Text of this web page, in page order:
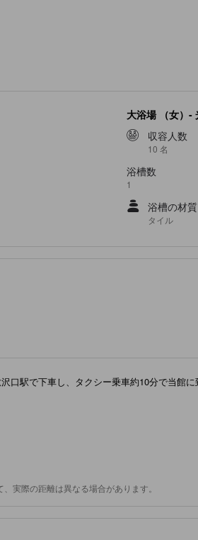
大浴場 （女）-
収容人数
10 名
浴槽数
1
浴槽の材質
タイル
口駅で下車し、タクシー乗車約10分で当館
実際の距離は異なる場合があります。